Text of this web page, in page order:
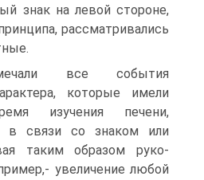
знак на левой стороне,
рассматривались
все события
ко­торые имели
изучения печени,
в связи со знаком или
таким образом руко­
увеличение любой